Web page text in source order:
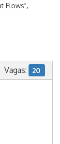
Flows",
Vagas: 20